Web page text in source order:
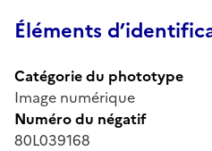
Éléments
Catégorie du phototype
Image numérique
Numéro du négatif
80L039168